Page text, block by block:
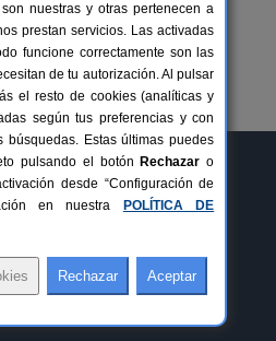
datos.
alojamientos
nuestras y otras pertenecen a
prestan servicios. Las activadas
funcione correctamente son las
de tu autorización. Al pulsar
el resto de cookies (analíticas y
según tus preferencias y con
búsquedas. Estas últimas puedes
pulsando el botón Rechazar o
desde “Configuración de
en nuestra
POLÍTICA DE